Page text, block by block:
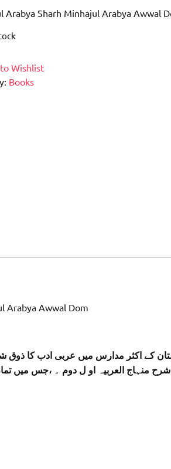
is:
Arabya Sharh Minhajul Arabya Awwal
Wishlist
Books
Arabya Awwal Dom
کے اکثر مدارس میں عربی ادب کا ذوق
شرح منہاج العربیہ او ل دوم ۔ ،جس میں